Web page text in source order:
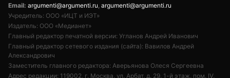
Email: argumenti@argumenti.ru argumenti@argumenti.ru
Учредитель: ООО «ИЦТ и ИЭТ»
Издатель: ООО «Медианет»
Главный редактор печатной версии: Угланов Андрей Иванович
Главный редактор сетевого издания (сайта): Вавилов Андрей
Александрович
Заместитель главного редактора: Аверьянова Олеся Сергеевна
Адрес редакции: 119002, г. Москва, ул. Арбат, д. 29, 1-й этаж, пом. IV,